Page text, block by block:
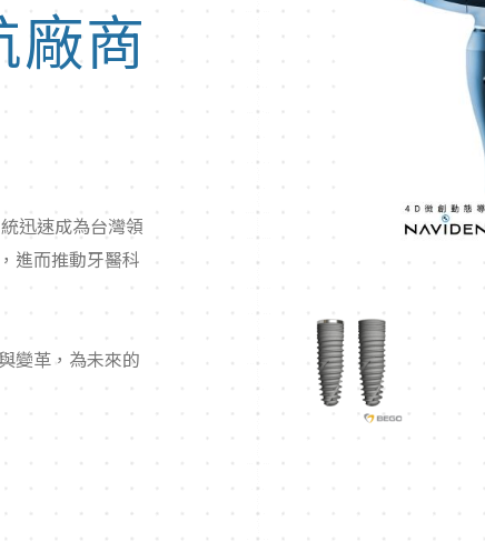
廠商
迅速成為台灣領
進而推動牙醫科
變革，為未來的